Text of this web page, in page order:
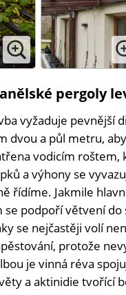
pergoly
vyžaduje pevnější
dvou a půl metru,
vodicím roštem,
a výhony se
řídíme. Jakmile
se podpoří větvení
se nejčastěji volí
protože
je vinná réva
a aktinidie tvořící